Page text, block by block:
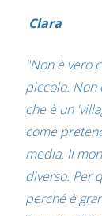
Clara
"Non è vero
piccolo. Non
che è un
come
media. Il
diverso. Per
perché è